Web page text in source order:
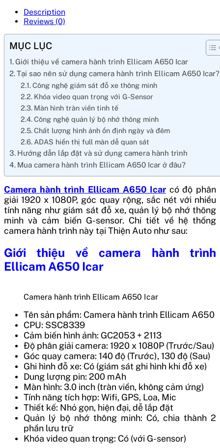
Description
Reviews (0)
MỤC LỤC
Giới thiệu về camera hành trình Ellicam A650 Icar
Tại sao nên sử dụng camera hành trình Ellicam A650 Icar?
Công nghệ giám sát đỗ xe thông minh
Khóa video quan trọng với G-Sensor
Màn hình tràn viền tinh tế
Công nghệ quản lý bộ nhớ thông minh
Chất lượng hình ảnh ổn định ngày và đêm
ADAS hiển thị full màn dễ quan sát
Hướng dẫn lắp đặt và sử dụng camera hành trình
Mua camera hành trình Ellicam A650 Icar ở đâu?
Camera hành trình Ellicam A650 Icar có độ phân
giải 1920 x 1080P, góc quay rộng, sắc nét với nhiều
tính năng như giám sát đỗ xe, quản lý bộ nhớ thông
minh và cảm biến G-sensor. Chi tiết về hệ thống
camera hành trình này tại Thiện Auto như sau:
Giới thiệu về camera hành trình
Ellicam A650 Icar
Camera hành trình Ellicam A650 Icar
Tên sản phẩm: Camera hành trình Ellicam A650
CPU: SSC8339
Cảm biến hình ảnh: GC2053 + 2113
Độ phân giải camera: 1920 x 1080P (Trước/Sau)
Góc quay camera: 140 độ (Trước), 130 độ (Sau)
Ghi hình đỗ xe: Có (giám sát ghi hình khi đỗ xe)
Dung lượng pin: 200 mAh
Màn hình: 3.0 inch (tràn viền, không cảm ứng)
Tính năng tích hợp: Wifi, GPS, Loa, Mic
Thiết kế: Nhỏ gọn, hiện đại, dễ lắp đặt
Quản lý bộ nhớ thông minh: Có, chia thành 2
phần lưu trữ
Khóa video quan trọng: Có (với G-sensor)